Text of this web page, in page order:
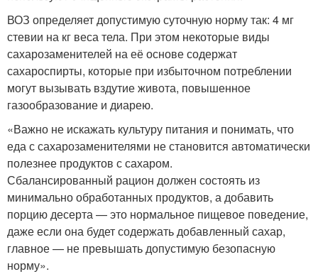
ВОЗ определяет допустимую суточную норму так: 4 мг
стевии на кг веса тела. При этом некоторые виды
сахарозаменителей на её основе содержат
сахароспирты, которые при избыточном потреблении
могут вызывать вздутие живота, повышенное
газообразование и диарею.
«Важно не искажать культуру питания и понимать, что
еда с сахарозаменителями не становится автоматически
полезнее продуктов с сахаром.
Сбалансированный рацион должен состоять из
минимально обработанных продуктов, а добавить
порцию десерта — это нормальное пищевое поведение,
даже если она будет содержать добавленный сахар,
главное — не превышать допустимую безопасную
норму».